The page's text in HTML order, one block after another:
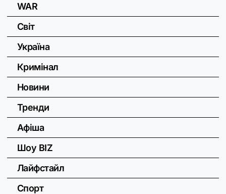
WAR
Світ
Україна
Кримінал
Новини
Тренди
Афіша
Шоу BIZ
Лайфстайл
Спорт